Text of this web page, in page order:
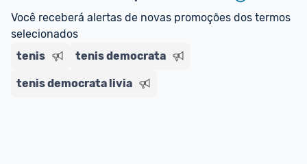
Entrega Expressa: A partir de 2 dias úteis.*
*Confira aqui
Você receberá alertas de novas promoções dos termos
selecionados
tenis
tenis democrata
tenis democrata livia